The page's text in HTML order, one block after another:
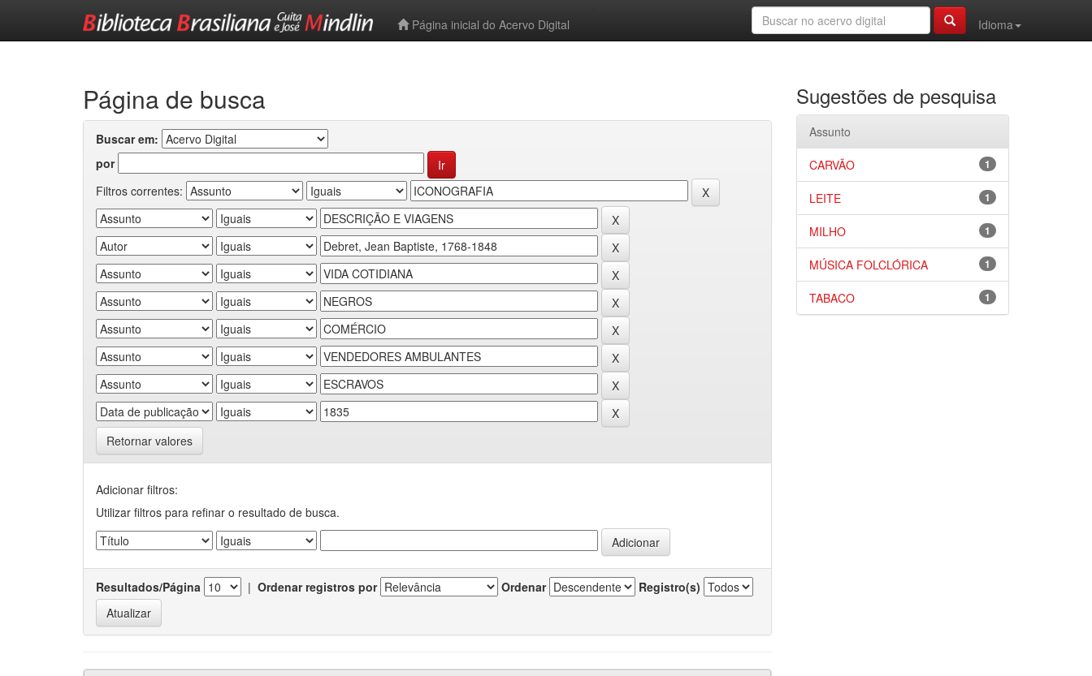
Página inicial do Acervo Digital
Idioma
Página de busca
Buscar em:
por
Filtros correntes:
Retornar valores
Adicionar filtros:
Utilizar filtros para refinar o resultado de busca.
Resultados/Página | Ordenar registros por Ordenar Registro(s)
Sugestões de pesquisa
Assunto
1
CARVÃO
1
LEITE
1
MILHO
1
MÚSICA FOLCLÓRICA
1
TABACO